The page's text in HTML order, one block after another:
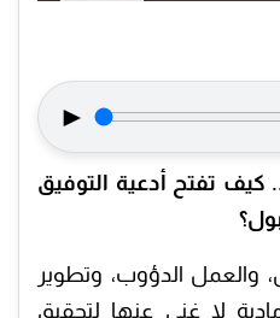
►
تفتح أدعية التوفيق
الدؤوب، وتطوير
لا غنى عنها لتحقيق